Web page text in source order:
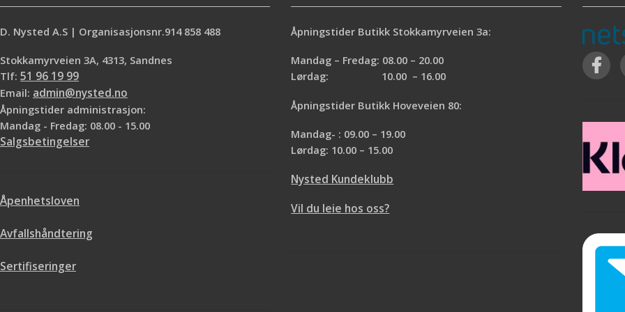
D. Nysted A.S | Organisasjonsnr.914 858 488
Stokkamyrveien 3A, 4313, Sandnes
Tlf: 51 96 19 99
Email: admin@nysted.no
Åpningstider administrasjon:
Mandag - Fredag: 08.00 - 15.00
Salgsbetingelser
Åpenhetsloven
Avfallshåndtering
Sertifiseringer
Åpningstider Butikk Stokkamyrveien 3a:
Mandag – Fredag: 08.00 – 20.00
Lørdag: 10.00 – 16.00
Åpningstider Butikk Hoveveien 80:
Mandag- : 09.00 – 19.00
Lørdag: 10.00 – 15.00
Nysted Kundeklubb
Vil du leie hos oss?